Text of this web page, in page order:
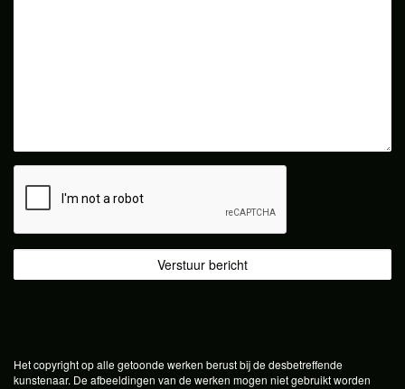
Het copyright op alle getoonde werken berust bij de desbetreffende
kunstenaar. De afbeeldingen van de werken mogen niet gebruikt worden